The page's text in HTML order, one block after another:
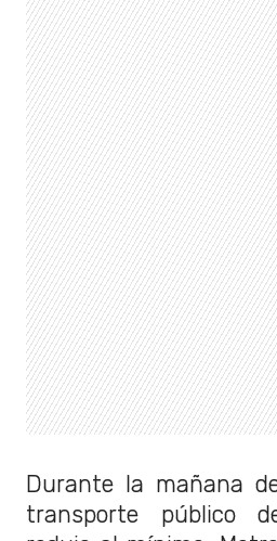
Durante la mañana
transporte público